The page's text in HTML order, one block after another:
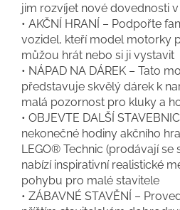
jim rozvíjet nové dovednosti
• AKČNÍ HRANÍ – Podpořte
vozidel, kteří model motorky
můžou hrát nebo si ji vystavit
• NÁPAD NA DÁREK – Tato
představuje skvělý dárek k
malá pozornost pro kluky a
• OBJEVTE DALŠÍ
nekonečné hodiny akčního
LEGO® Technic (prodávají se
nabízí inspirativní realistické
pohybu pro malé stavitele
• ZÁBAVNÉ STAVĚNÍ –